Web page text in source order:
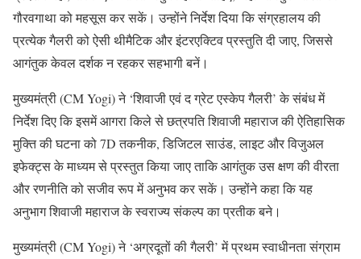
गौरवगाथा को महसूस कर सकें। उन्होंने निर्देश दिया कि संग्रहालय की
प्रत्येक गैलरी को ऐसी थीमैटिक और इंटरएक्टिव प्रस्तुति दी जाए, जिससे
आगंतुक केवल दर्शक न रहकर सहभागी बनें।
मुख्यमंत्री (CM Yogi) ने ‘शिवाजी एवं द ग्रेट एस्केप गैलरी’ के संबंध में
निर्देश दिए कि इसमें आगरा किले से छत्रपति शिवाजी महाराज की ऐतिहासिक
मुक्ति की घटना को 7D तकनीक, डिजिटल साउंड, लाइट और विजुअल
इफेक्ट्स के माध्यम से प्रस्तुत किया जाए ताकि आगंतुक उस क्षण की वीरता
और रणनीति को सजीव रूप में अनुभव कर सकें। उन्होंने कहा कि यह
अनुभाग शिवाजी महाराज के स्वराज्य संकल्प का प्रतीक बने।
मुख्यमंत्री (CM Yogi) ने ‘अग्रदूतों की गैलरी’ में प्रथम स्वाधीनता संग्राम